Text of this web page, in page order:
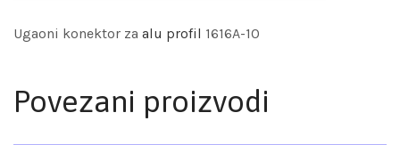
Ugaoni konektor za alu profil 1616A-10
Povezani proizvodi